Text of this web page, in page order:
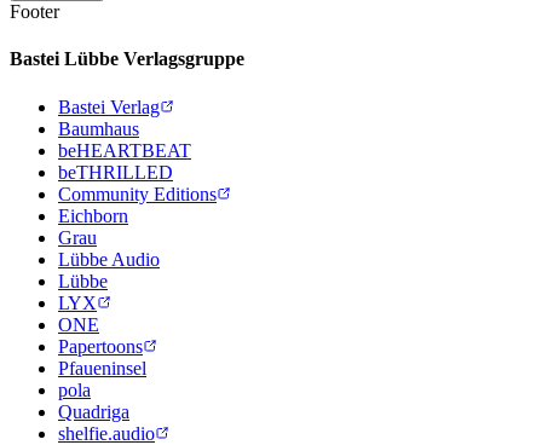
Footer
Bastei Lübbe Verlagsgruppe
Bastei Verlag
Baumhaus
beHEARTBEAT
beTHRILLED
Community Editions
Eichborn
Grau
Lübbe Audio
Lübbe
LYX
ONE
Papertoons
Pfaueninsel
pola
Quadriga
shelfie.audio